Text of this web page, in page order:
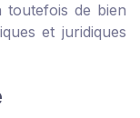
toutefois de bien
et juridiques